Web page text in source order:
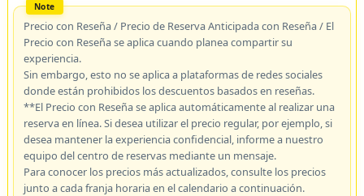
Precio con Reseña / Precio de Reserva Anticipada con Reseña / El
Precio con Reseña se aplica cuando planea compartir su
experiencia.
Sin embargo, esto no se aplica a plataformas de redes sociales
donde están prohibidos los descuentos basados en reseñas.
**El Precio con Reseña se aplica automáticamente al realizar una
reserva en línea. Si desea utilizar el precio regular, por ejemplo, si
desea mantener la experiencia confidencial, informe a nuestro
equipo del centro de reservas mediante un mensaje.
Para conocer los precios más actualizados, consulte los precios
junto a cada franja horaria en el calendario a continuación.